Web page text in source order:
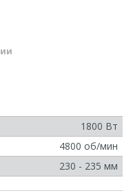
1800 Вт
4800 об/мин
230 - 235 мм